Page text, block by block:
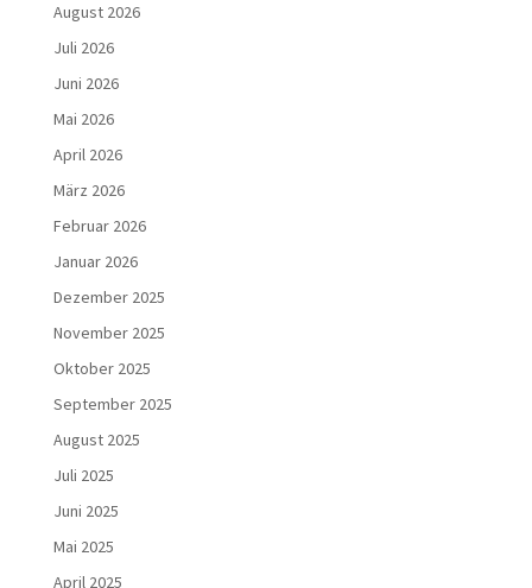
August 2026
Juli 2026
Juni 2026
Mai 2026
April 2026
März 2026
Februar 2026
Januar 2026
Dezember 2025
November 2025
Oktober 2025
September 2025
August 2025
Juli 2025
Juni 2025
Mai 2025
April 2025